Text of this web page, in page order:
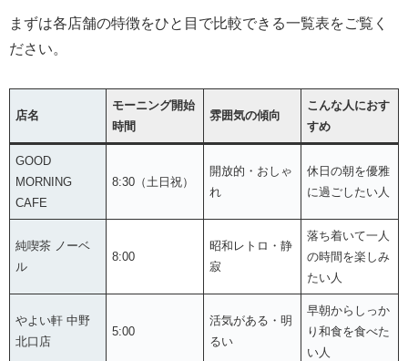
まずは各店舗の特徴をひと目で比較できる一覧表をご覧く
ださい。
店名
モーニング開始
時間
雰囲気の傾向
こんな人におす
すめ
GOOD
MORNING
CAFE
8:30（土日祝）
開放的・おしゃ
れ
休日の朝を優雅
に過ごしたい人
純喫茶 ノーベ
ル
8:00
昭和レトロ・静
寂
落ち着いて一人
の時間を楽しみ
たい人
やよい軒 中野
北口店
5:00
活気がある・明
るい
早朝からしっか
り和食を食べた
い人